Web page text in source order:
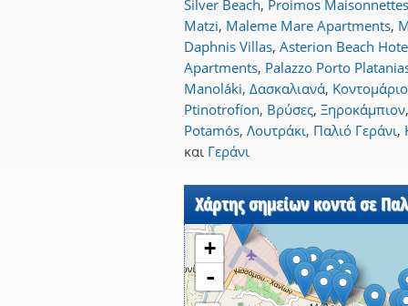
Silver Beach, Proimos Maisonnettes
Matzi, Maleme Mare Apartments,
Daphnis Villas, Asterion Beach
Apartments, Palazzo Porto
Manoláki, Δασκαλιανά,
Ptinotrofíon, Βρύσες, Ξηροκάμπιον
Potamós, Λουτράκι, Παλιό Γεράνι,
και Γεράνι
Χάρτης σημείων κοντά σε
+
-